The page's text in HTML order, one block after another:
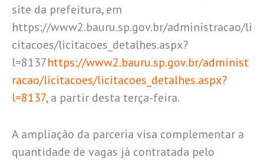
site da prefeitura, em
https://www2.bauru.sp.gov.br/administracao/li
citacoes/licitacoes_detalhes.aspx?
l=8137https://www2.bauru.sp.gov.br/administ
racao/licitacoes/licitacoes_detalhes.aspx?
l=8137, a partir desta terça-feira.
A ampliação da parceria visa complementar a
quantidade de vagas já contratada pelo